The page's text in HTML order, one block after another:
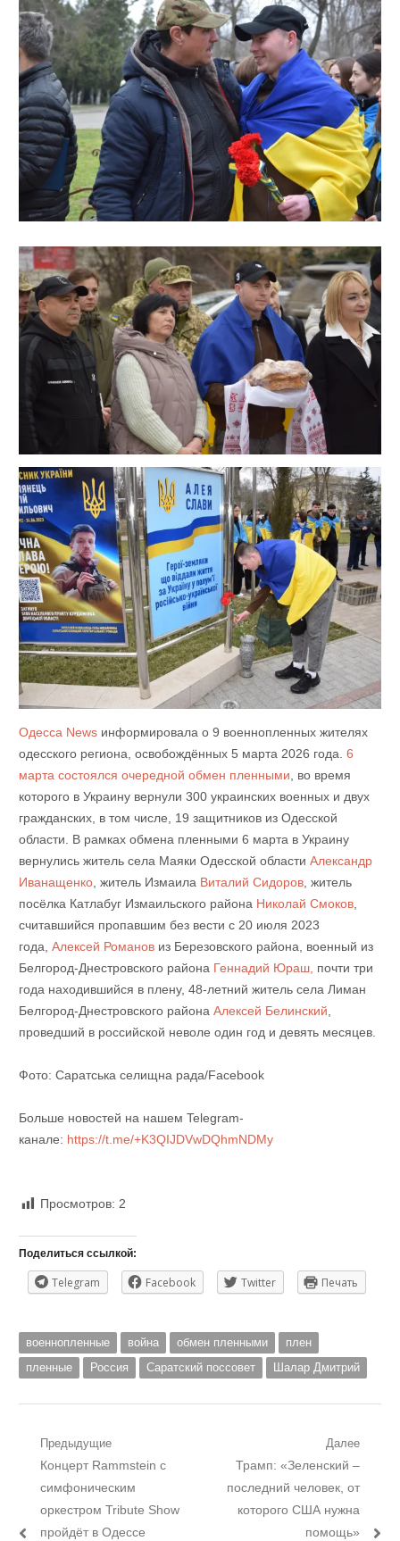
Одесса Newsинформировала о 9 военнопленных жителях
одесского региона, освобождённых 5 марта 2026 года. 6
марта состоялся очередной обмен пленными, во время
которого в Украину вернули 300 украинских военных и двух
гражданских, в том числе, 19 защитников из Одесской
области. В рамках обмена пленными 6 марта в Украину
вернулись житель села Маяки Одесской области Александр
Иванащенко, житель Измаила Виталий Сидоров, житель
посёлка Катлабуг Измаильского района Николай Смоков,
считавшийся пропавшим без вести с 20 июля 2023
года, Алексей Романовиз Березовского района, военный из
Белгород-Днестровского района Геннадий Юраш, почти три
года находившийся в плену, 48-летний житель села Лиман
Белгород-Днестровского района Алексей Белинский,
проведший в российской неволе один год и девять месяцев.
Фото: Саратська селищна рада/Facebook
Больше новостей на нашем Telegram-
канале: https://t.me/+K3QIJDVwDQhmNDMy
Просмотров: 2
Поделиться ссылкой:
Telegram Facebook Twitter Печать
военнопленные война обмен пленными
плен
пленные
Россия Саратский поссовет Шалар Дмитрий
Навигация
записям
Предыдущие
Предыдущий
пост:
Концерт Rammstein с
симфоническим
оркестром Tribute Show
пройдёт в Одессе
Далее
Следующий
пост:
Трамп: «Зеленский –
последний человек, от
которого США нужна
помощь»